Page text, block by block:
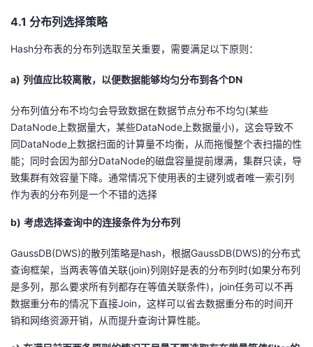
4.1 分布列选择策略
Hash分布表的分布列选取至关重要，需要满足以下原则：
a) 列值应比较离散，以便数据能够均匀分布到各个DN
分布列值分布不均匀会导致数据在数据节点分布不均匀(某些
DataNode上数据量大，某些DataNode上数据量小)，这会导致不
同DataNode上数据扫面的计算量不均衡，从而拖慢整个表扫描的性
能；同时会因为部分DataNode的磁盘容量提前爆满，集群只读，导
致集群有效容量下降。通常情况下使用表的主键列或者唯一索引列
作为表的分布列是一个不错的选择
b) 考虑选择查询中的连接条件为分布列
GaussDB(DWS)的散列策略是hash，根据GaussDB(DWS)的分布式
查询框架，当两表等值关联(join)列刚好是表的分布列时(如果分布列
是多列，那么要求所有列都存在等值关联条件)，join任务可以不再
数据重分布的情况下直接Join，这样可以省去数据重分布的时间开
销和网络资源开销，从而提升查询计算性能。